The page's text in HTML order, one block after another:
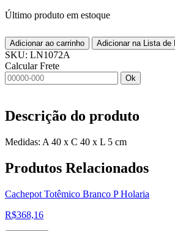
Último produto em estoque
Adicionar ao carrinho Adicionar na Lista de
SKU: LN1072A
Calcular Frete
Ok
Descrição do produto
Medidas: A 40 x C 40 x L 5 cm
Produtos Relacionados
Cachepot Totêmico Branco P Holaria
R$368,16